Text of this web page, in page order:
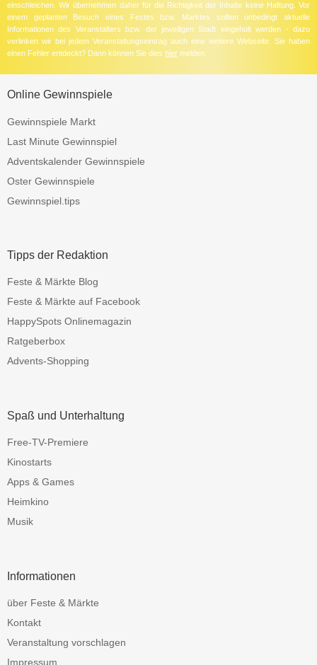
einschleichen. Wir übernehmen daher für die Richtigkeit der Inhalte keine Haftung. Vor
einem geplanten Besuch eines Festes bzw. Marktes sollten unbedingt aktuelle
Informationen des Veranstalters bzw. der jeweiligen Stadt eingeholt werden - dazu
verlinken wir bei jedem Veranstaltungseintrag auch eine weitere Webseite. Sie haben
einen Fehler entdeckt? Dann können Sie dies hier melden.
Online Gewinnspiele
Gewinnspiele Markt
Last Minute Gewinnspiel
Adventskalender Gewinnspiele
Oster Gewinnspiele
Gewinnspiel.tips
Tipps der Redaktion
Feste & Märkte Blog
Feste & Märkte auf Facebook
HappySpots Onlinemagazin
Ratgeberbox
Advents-Shopping
Spaß und Unterhaltung
Free-TV-Premiere
Kinostarts
Apps & Games
Heimkino
Musik
Informationen
über Feste & Märkte
Kontakt
Veranstaltung vorschlagen
Impressum